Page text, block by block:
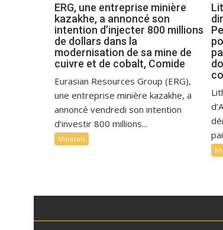
ERG, une entreprise minière
kazakhe, a annoncé son
intention d’injecter 800 millions
de dollars dans la
modernisation de sa mine de
cuivre et de cobalt, Comide
Eurasian Resources Group (ERG),
une entreprise minière kazakhe, a
annoncé vendredi son intention
d’investir 800 millions...
Minerais